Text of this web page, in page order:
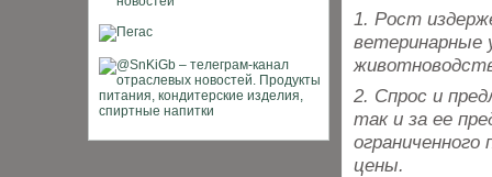
1. Рост
ветеринарные
2. Спрос и
так и за ее
цены.